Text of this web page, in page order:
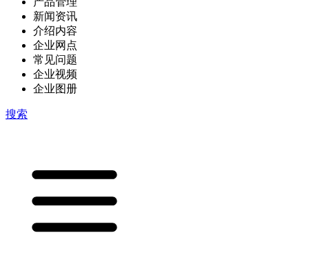
新闻资讯
介绍内容
企业网点
常见问题
企业视频
企业图册
搜索